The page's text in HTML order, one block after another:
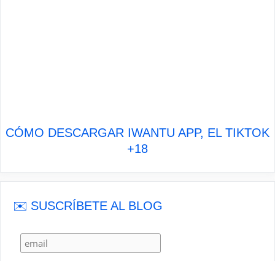
CÓMO DESCARGAR IWANTU APP, EL TIKTOK
+18
✉️ SUSCRÍBETE AL BLOG